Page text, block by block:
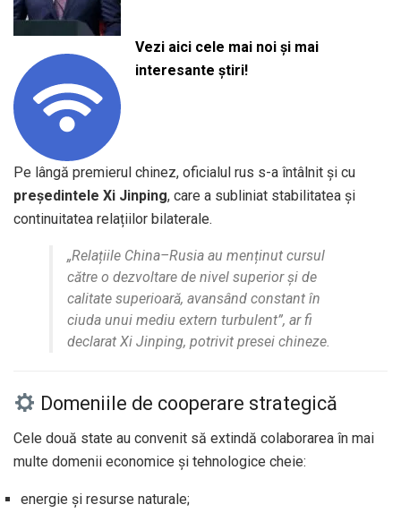
Vezi aici cele mai noi și mai
interesante știri!
Pe lângă premierul chinez, oficialul rus s-a întâlnit și cu
președintele Xi Jinping, care a subliniat stabilitatea și
continuitatea relațiilor bilaterale.
„Relațiile China–Rusia au menținut cursul
către o dezvoltare de nivel superior și de
calitate superioară, avansând constant în
ciuda unui mediu extern turbulent”, ar fi
declarat Xi Jinping, potrivit presei chineze.
Domeniile de cooperare strategică
Cele două state au convenit să extindă colaborarea în mai
multe domenii economice și tehnologice cheie:
energie și resurse naturale;